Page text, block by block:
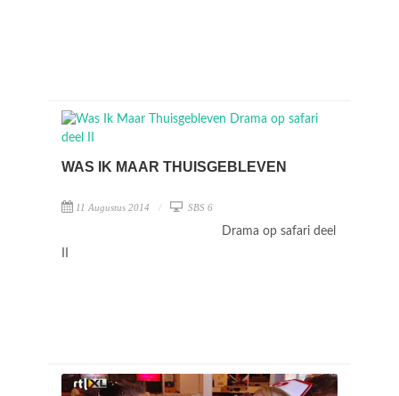
WAS IK MAAR THUISGEBLEVEN
11 Augustus 2014 SBS 6
Drama op safari deel